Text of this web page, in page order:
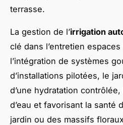
terrasse.
La gestion de l’irrigation
clé dans l’entretien
l’intégration de systèmes
d’installations pilotées, le
d’une hydratation
d’eau et favorisant la santé
jardin ou des massifs